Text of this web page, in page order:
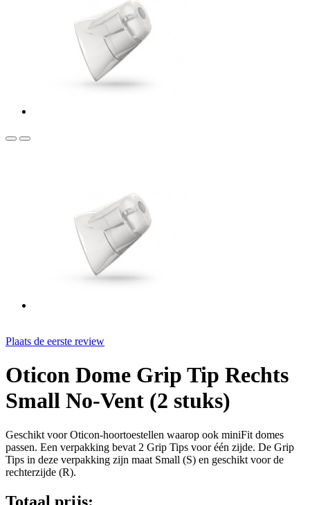
Plaats de eerste review
Oticon Dome Grip Tip Rechts
Small No-Vent (2 stuks)
Geschikt voor Oticon-hoortoestellen waarop ook miniFit domes
passen. Een verpakking bevat 2 Grip Tips voor één zijde. De Grip
Tips in deze verpakking zijn maat Small (S) en geschikt voor de
rechterzijde (R).
Totaal prijs: